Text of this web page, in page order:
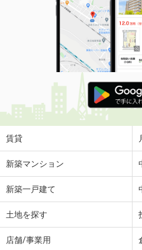
賃貸
新築マンション
新築一戸建て
土地を探す
店舗/事業用